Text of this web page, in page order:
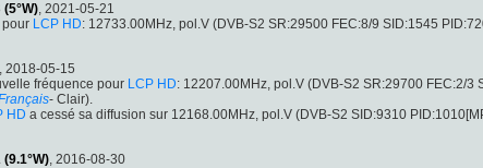
, 2021-05-21
pour LCP HD: 12733.00MHz, pol.V (DVB-S2 SR:29500 FEC:8/9 SID:1545
, 2018-05-15
fréquence pour LCP HD: 12207.00MHz, pol.V (DVB-S2 SR:29700 FEC:2/3
- Clair).
HD a cessé sa diffusion sur 12168.00MHz, pol.V (DVB-S2 SID:9310
, 2016-08-30